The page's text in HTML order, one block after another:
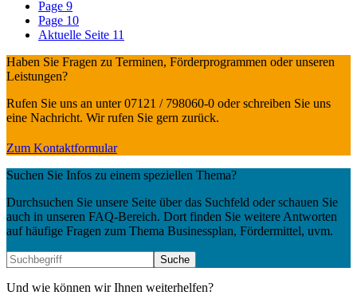
Page 9
Page 10
Aktuelle Seite 11
Haben Sie Fragen zu Terminen, Förderprogrammen oder unseren
Leistungen?
Rufen Sie uns an unter 07121 / 798060-0 oder schreiben Sie uns
eine Nachricht. Wir rufen Sie gern zurück.
Zum Kontaktformular
Suchen Sie Infos zu einem speziellen Thema?
Durchsuchen Sie unsere Seite über das Suchfeld oder schauen Sie
auch in unseren FAQ-Bereich. Dort finden Sie weitere Antworten
auf häufige Fragen zum Thema Businessplan, Fördermittel, uvm.
Und wie können wir Ihnen weiterhelfen?